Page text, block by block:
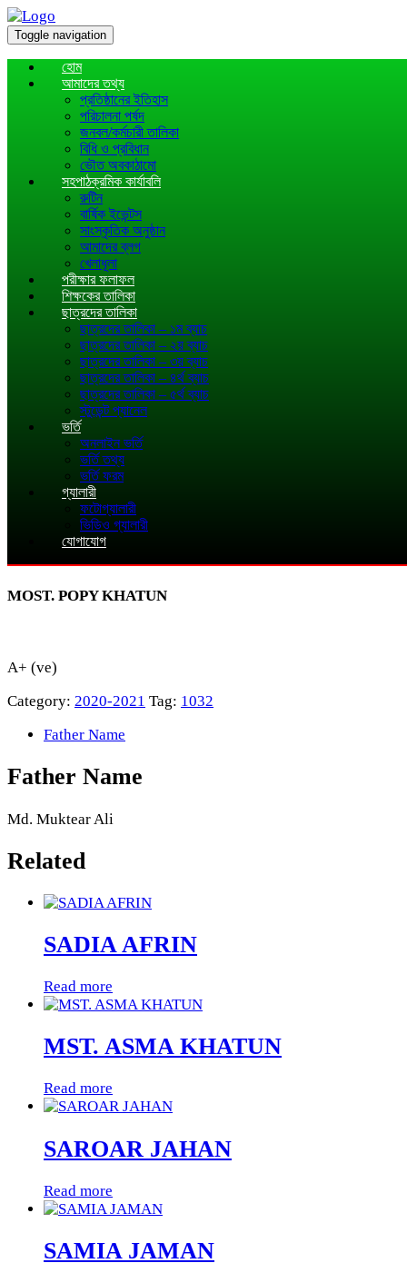
Toggle navigation
হোম
আমাদের তথ্য
প্রতিষ্ঠানের ইতিহাস
পরিচালনা পর্ষদ
জনবল/কর্মচারী তালিকা
বিধি ও প্রবিধান
ভৌত অবকাঠামো
সহপাঠক্রমিক কার্যাবলি
রুটিন
বার্ষিক ইভেন্টস
সাংস্কৃতিক অনুষ্ঠান
আমাদের ব্লগ
খেলাধূলা
পরীক্ষার ফলাফল
শিক্ষকের তালিকা
ছাত্রদের তালিকা
ছাত্রদের তালিকা – ১ম ব্যাচ
ছাত্রদের তালিকা – ২য় ব্যাচ
ছাত্রদের তালিকা – ৩য় ব্যাচ
ছাত্রদের তালিকা – ৪র্থ ব্যাচ
ছাত্রদের তালিকা – ৫র্থ ব্যাচ
স্টুডেন্ট প্যানেল
ভর্তি
অনলাইন ভর্তি
ভর্তি তথ্য
ভর্তি ফরম
গ্যালারী
ফটোগ্যালারী
ভিডিও গ্যালারী
যোগাযোগ
MOST. POPY KHATUN
A+ (ve)
Category: 2020-2021 Tag: 1032
Father Name
Father Name
Md. Muktear Ali
Related
SADIA AFRIN
Read more
MST. ASMA KHATUN
Read more
SAROAR JAHAN
Read more
SAMIA JAMAN